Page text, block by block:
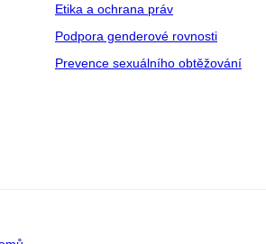
Etika a ochrana práv
Podpora genderové rovnosti
Prevence sexuálního obtěžování